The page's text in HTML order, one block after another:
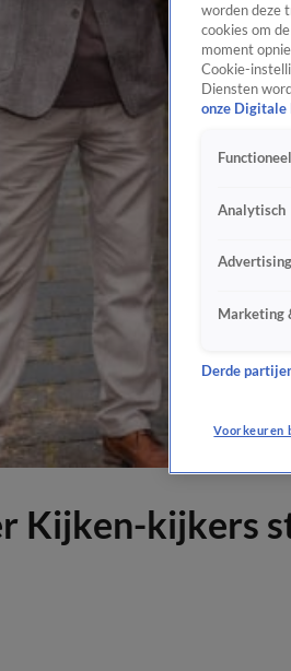
Kijken-kijkers
worden deze
cookies om
moment
Cookie-
Diensten
onze Digitale
Analytisch
Marketing
Derde
Voorkeuren